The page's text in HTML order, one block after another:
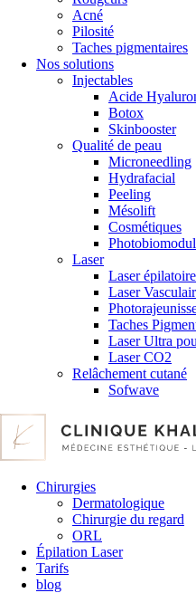
Acné
Pilosité
Taches pigmentaires
Nos solutions
Injectables
Acide
Botox
Skinbooster
Qualité de peau
Microneedling
Hydrafacial
Peeling
Mésolift
Cosmétiques
Laser
Laser épilatoire
Laser
Taches
Laser Ultra
Laser CO2
Relâchement cutané
Sofwave
Chirurgies
Dermatologique
Chirurgie du regard
ORL
Épilation Laser
Tarifs
blog